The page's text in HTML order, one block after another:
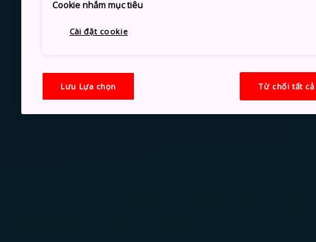
Cookie nhắm mục tiêu
Cài đặt cookie
Lưu Lựa chọn Từ chối tất cả